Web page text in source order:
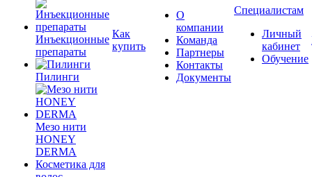
Инъекционные
препараты
Пилинги
Мезо нити
HONEY
DERMA
Косметика для
Как
купить
О
компании
Команда
Партнеры
Контакты
Документы
Специалистам
Личный
кабинет
Обучение